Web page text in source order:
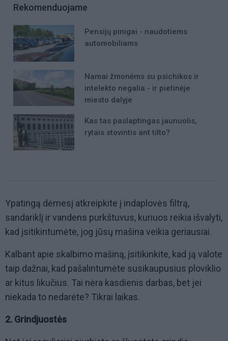
Rekomenduojame
Pensijų pinigai - naudotiems
automobiliams
Namai žmonėms su psichikos ir
intelekto negalia - ir pietinėje
miesto dalyje
Kas tas paslaptingas jaunuolis,
rytais stovintis ant tilto?
Ypatingą dėmesį atkreipkite į indaplovės filtrą,
sandariklį ir vandens purkštuvus, kuriuos reikia išvalyti,
kad įsitikintumėte, jog jūsų mašina veikia geriausiai.
Kalbant apie skalbimo mašiną, įsitikinkite, kad ją valote
taip dažnai, kad pašalintumėte susikaupusius ploviklio
ar kitus likučius. Tai nėra kasdienis darbas, bet jei
niekada to nedarėte? Tikrai laikas.
2. Grindjuostės